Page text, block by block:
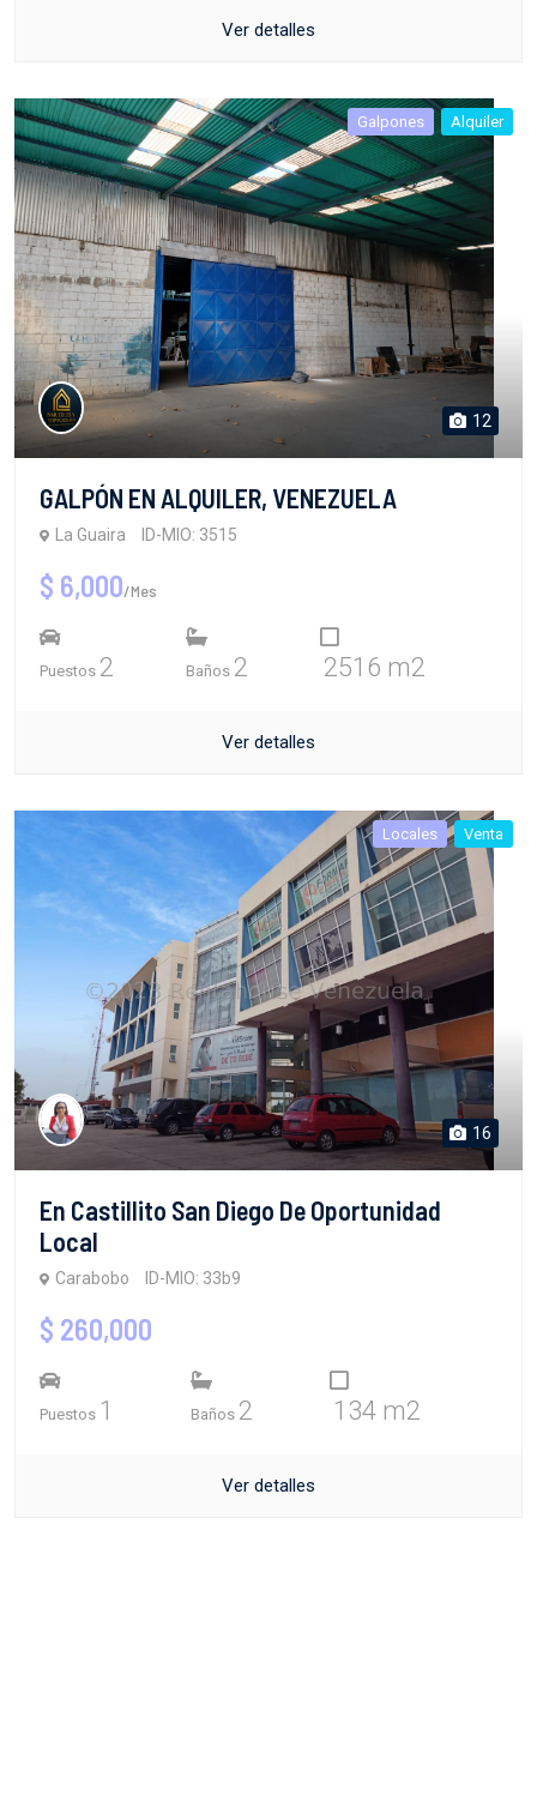
Ver detalles
Galpones Alquiler
12
GALPÓN EN ALQUILER, VENEZUELA
La Guaira ID-MIO: 3515
$ 6,000/Mes
Puestos 2 Baños 2 2516 m2
Ver detalles
Locales Venta
16
En Castillito San Diego De Oportunidad
Local
Carabobo ID-MIO: 33b9
$ 260,000
Puestos 1 Baños 2 134 m2
Ver detalles